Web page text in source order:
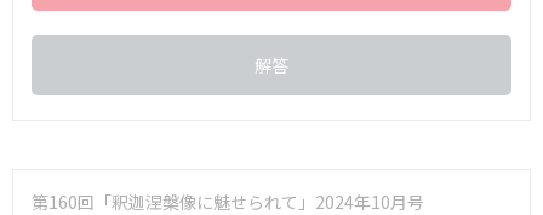
解答
第160回「釈迦涅槃像に魅せられて」2024年10月号